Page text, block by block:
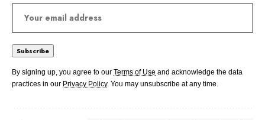
By signing up, you agree to our Terms of Use and acknowledge the data
practices in our Privacy Policy. You may unsubscribe at any time.